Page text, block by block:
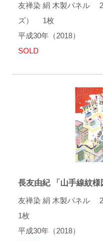
友禅染 絹 木製パネル
ズ） 1枚
平成30年（2018）
SOLD
長友由紀 「山手線紋
友禅染 絹 木製パネル
1枚
平成30年（2018）